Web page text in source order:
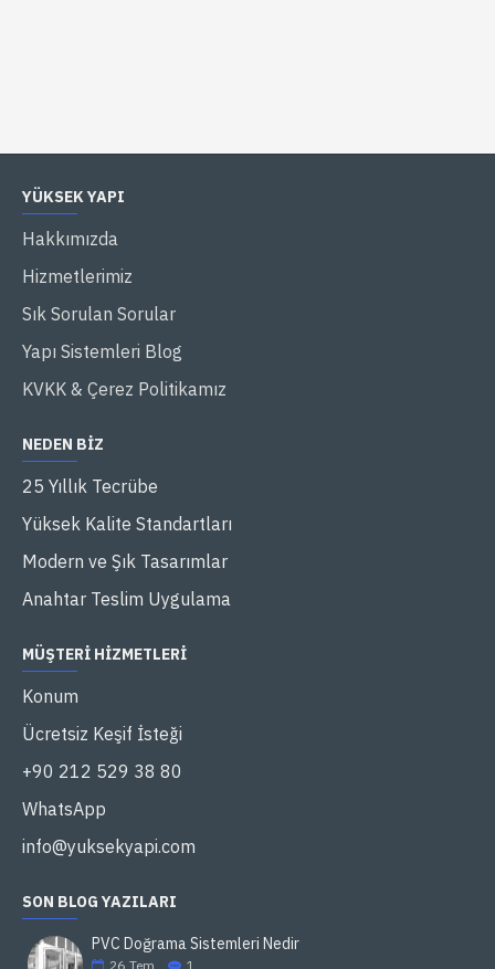
YÜKSEK YAPI
Hakkımızda
Hizmetlerimiz
Sık Sorulan Sorular
Yapı Sistemleri Blog
KVKK & Çerez Politikamız
NEDEN BIZ
25 Yıllık Tecrübe
Yüksek Kalite Standartları
Modern ve Şık Tasarımlar
Anahtar Teslim Uygulama
MÜŞTERI HIZMETLERI
Konum
Ücretsiz Keşif İsteği
+90 212 529 38 80
WhatsApp
info@yuksekyapi.com
SON BLOG YAZILARI
PVC Doğrama Sistemleri Nedir
26 Tem 1